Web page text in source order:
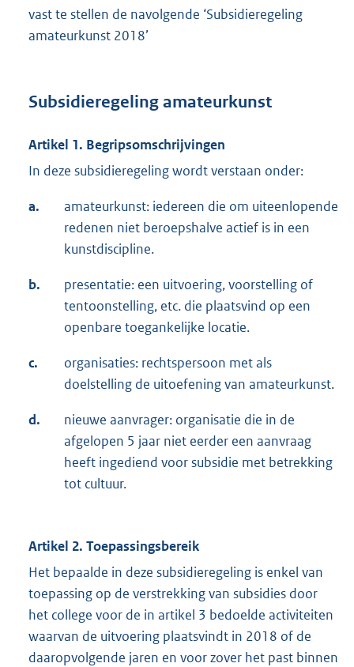
vast te stellen de navolgende ‘Subsidieregeling
amateurkunst 2018’
Subsidieregeling amateurkunst
Artikel 1. Begripsomschrijvingen
In deze subsidieregeling wordt verstaan onder:
a.
amateurkunst: iedereen die om uiteenlopende
redenen niet beroepshalve actief is in een
kunstdiscipline.
b.
presentatie: een uitvoering, voorstelling of
tentoonstelling, etc. die plaatsvind op een
openbare toegankelijke locatie.
c.
organisaties: rechtspersoon met als
doelstelling de uitoefening van amateurkunst.
d.
nieuwe aanvrager: organisatie die in de
afgelopen 5 jaar niet eerder een aanvraag
heeft ingediend voor subsidie met betrekking
tot cultuur.
Artikel 2. Toepassingsbereik
Het bepaalde in deze subsidieregeling is enkel van
toepassing op de verstrekking van subsidies door
het college voor de in artikel 3 bedoelde activiteiten
waarvan de uitvoering plaatsvindt in 2018 of de
daaropvolgende jaren en voor zover het past binnen